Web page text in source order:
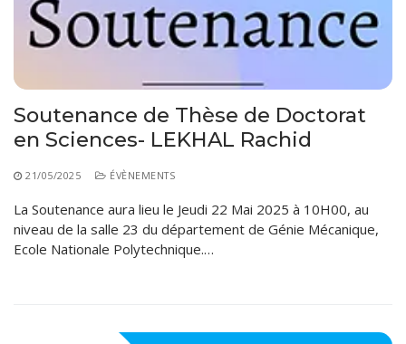
Classes Préparatoires
Programmes Pédagogiques
Stages
Diplômes
Imprimés des œuvres Sociales
Imprimes de post graduation
Charte de Déontologie et D’éthique Universitaires
Soutenance de Thèse de Doctorat
en Sciences- LEKHAL Rachid
21/05/2025 ÉVÈNEMENTS
La Soutenance aura lieu le Jeudi 22 Mai 2025 à 10H00, au
niveau de la salle 23 du département de Génie Mécanique,
Ecole Nationale Polytechnique.…